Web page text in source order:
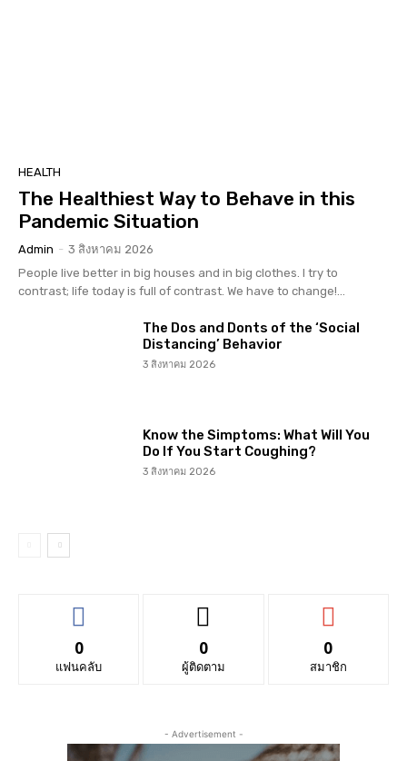
HEALTH
The Healthiest Way to Behave in this
Pandemic Situation
Admin - 3 สิงหาคม 2026
People live better in big houses and in big clothes. I try to
contrast; life today is full of contrast. We have to change!...
The Dos and Donts of the ‘Social
Distancing’ Behavior
3 สิงหาคม 2026
Know the Simptoms: What Will You
Do If You Start Coughing?
3 สิงหาคม 2026
0
แฟนคลับ
0
ผู้ติดตาม
0
สมาชิก
- Advertisement -